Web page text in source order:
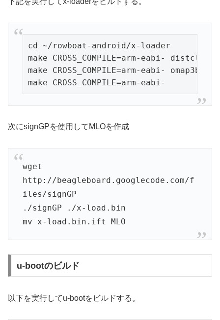
cd ~/rowboat-android/x-loader
make CROSS_COMPILE=arm-eabi- distclean
make CROSS_COMPILE=arm-eabi-
make CROSS_COMPILE=arm-eabi-
次にsignGPを使用してMLOを作成
wget
http://beagleboard.googlecode.com/f
iles/signGP
./signGP ./x-load.bin
mv x-load.bin.ift MLO
u-bootのビルド
以下を実行してu-bootをビルドする。